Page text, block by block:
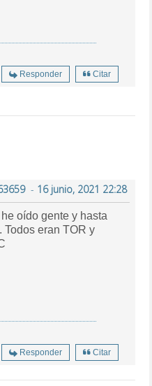
Responder Citar
- 16 junio, 2021 22:28
oído gente y hasta
Todos eran TOR y
Responder Citar